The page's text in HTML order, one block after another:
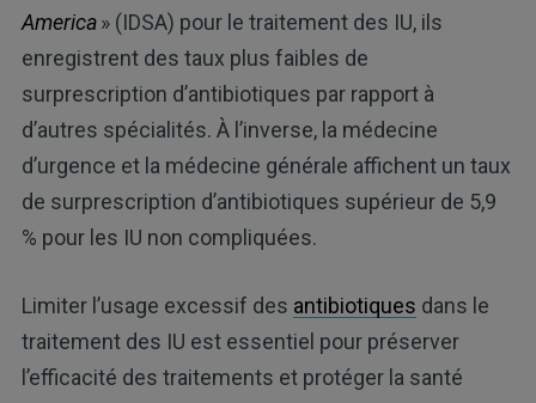
America» (IDSA) pour le traitement des IU, ils
enregistrent des taux plus faibles de
surprescription d’antibiotiques par rapport à
d’autres spécialités. À l’inverse, la médecine
d’urgence et la médecine générale affichent un taux
de surprescription d’antibiotiques supérieur de 5,9
% pour les IU non compliquées.
Limiter l’usage excessif des antibiotiques dans le
traitement des IU est essentiel pour préserver
l’efficacité des traitements et protéger la santé